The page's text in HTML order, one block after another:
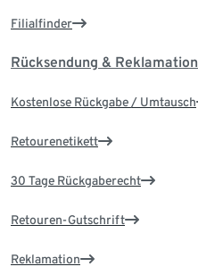
Filialfinder
Rücksendung & Reklamation
Kostenlose Rückgabe / Umtausch
Retourenetikett
30 Tage Rückgaberecht
Retouren-Gutschrift
Reklamation